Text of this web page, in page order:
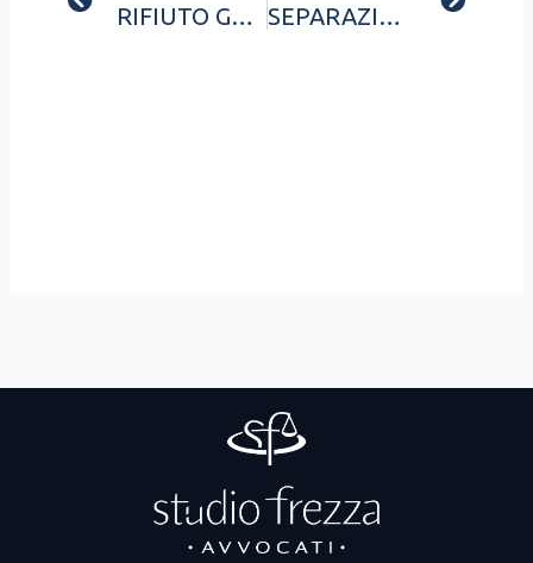
RIFIUTO GENITORIALE: COSA FARE QUANDO I FIGLI DICONO “NO” A MAMMA O PAPÀ SEPARAZIONE CONSENSUALE VELOCE: ANCHE SENZA TRASCRIZIONE DEL MATRIMONIO ESTERO